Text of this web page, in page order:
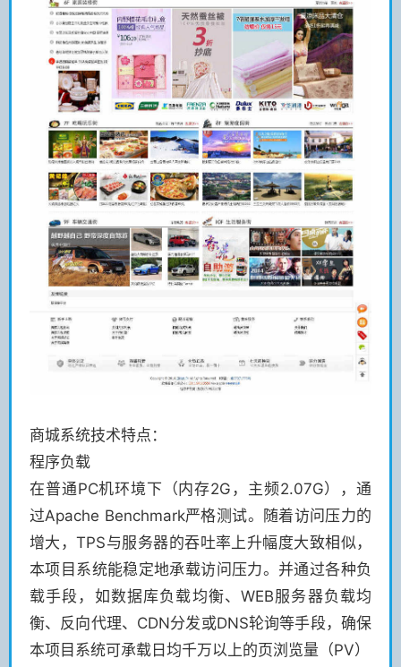
商城系统技术特点：
程序负载
在普通PC机环境下（内存2G，主频2.07G），通
过Apache Benchmark严格测试。随着访问压力的
增大，TPS与服务器的吞吐率上升幅度大致相似，
本项目系统能稳定地承载访问压力。并通过各种负
载手段，如数据库负载均衡、WEB服务器负载均
衡、反向代理、CDN分发或DNS轮询等手段，确保
本项目系统可承载日均千万以上的页浏览量（PV）